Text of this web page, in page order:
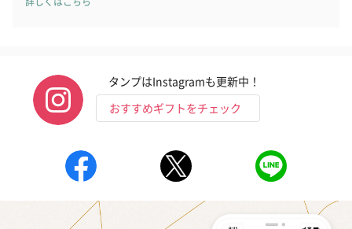
タンプはInstagramも更新中！
おすすめギフトをチェック